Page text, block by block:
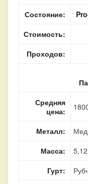
Состояние:
Стоимость:
Проходов:
Средняя
цена:
Металл:
Масса:
Гурт: